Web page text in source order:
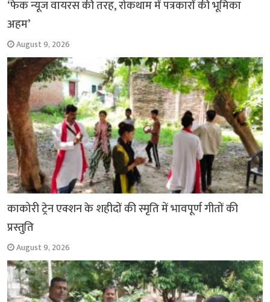
‘फेक न्यूज वायरस की तरह, रोकथाम में पत्रकारों की भूमिका
अहम’
August 9, 2026
काकोरी ट्रेन एक्शन के शहीदों की स्मृति में भावपूर्ण गीतों की
प्रस्तुति
August 9, 2026